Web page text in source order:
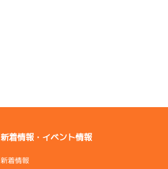
新着情報・イベント情報
新着情報